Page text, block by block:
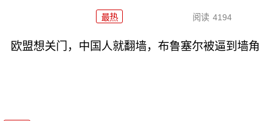
最热 阅读 4194
欧盟想关门，中国人就翻墙，布鲁塞尔被逼到墙角